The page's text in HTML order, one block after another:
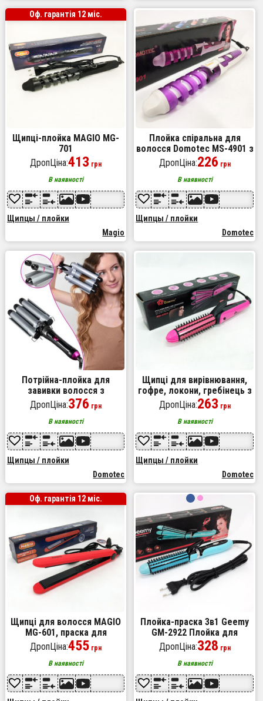
Щипці-плойка MAGIO MG-
701
ДропЦіна:413 грн
В наявності
Щипцы / плойки
Magio
Оф. гарантія 12 міс.
Плойка спіральна для
волосся Domotec MS-4901 з
кераміко-турмаліновим
покриттям, Стайлер для
завивки
ДропЦіна:226 грн
В наявності
Щипцы / плойки
Domotec
Потрійна-плойка для
завивки волосся з
потрійним нагріванням 65Вт
220 В Domotec MS-481B з
керамічним покриттям
ДропЦіна:376 грн
В наявності
Щипцы / плойки
Domotec
Щипці для вирівнювання,
гофре, локони, гребінець з
покриттям DOMOTEC MS-
4906 3в1
ДропЦіна:263 грн
В наявності
Щипцы / плойки
Domotec
Щипці для волосся MAGIO
MG-601, праска для
волосся з
терморегулятором, гофре
плойка праска для волосся
ДропЦіна:455 грн
В наявності
Оф. гарантія 12 міс.
Плойка-праска 3в1 Geemy
GM-2922 Плойка для
створення об'ємних
зачісок, Стайлер для
завивки Blue
ДропЦіна:328 грн
В наявності